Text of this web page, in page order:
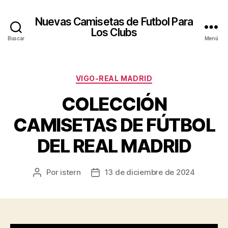
Buscar
Nuevas Camisetas de Futbol Para
Los Clubs
Menú
Categorías
VIGO-REAL MADRID
COLECCIÓN
CAMISETAS DE FÚTBOL
DEL REAL MADRID
Autor
Por istern
Fecha13 de diciembre de 2024